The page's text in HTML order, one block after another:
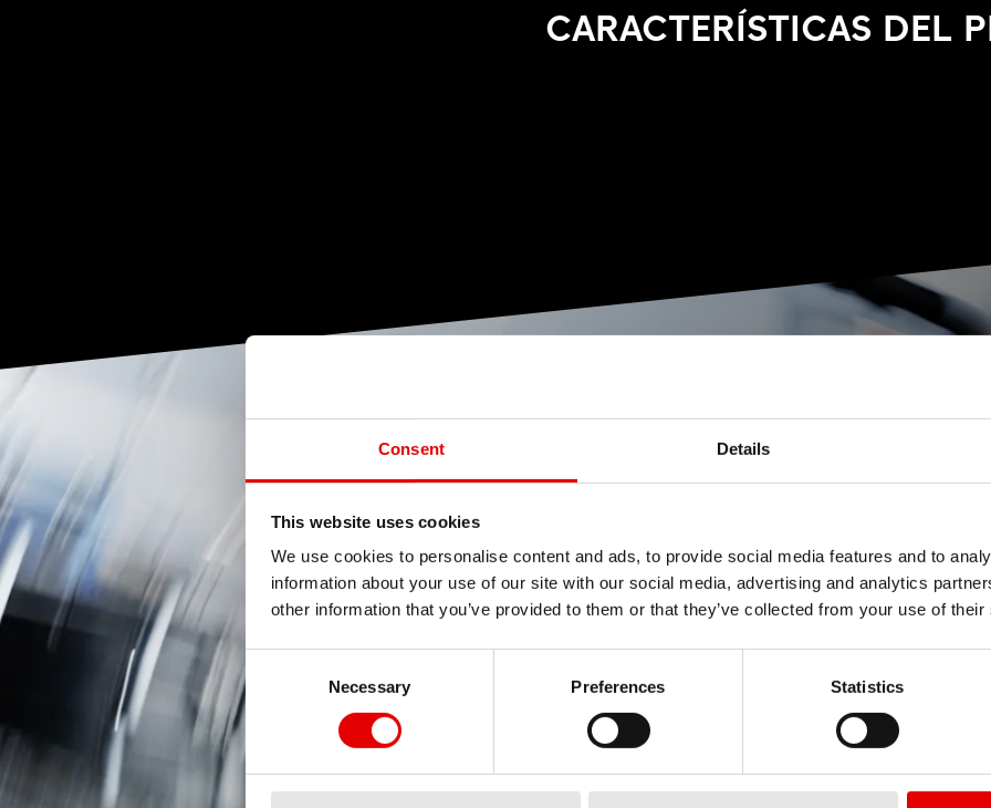
Consent Details
This website uses cookies
We use cookies to personalise content and ads, to provide social media features and to
information about your use of our site with our social media, advertising and analytics
other information that you’ve provided to them or that they’ve collected from your use of
Necessary
Preferences Statistics
CARACTERÍSTICAS DEL
AERO